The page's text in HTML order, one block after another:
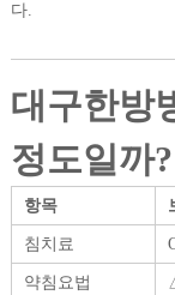
다.
대구한방
정도일까?
항목
침치료
약침요법